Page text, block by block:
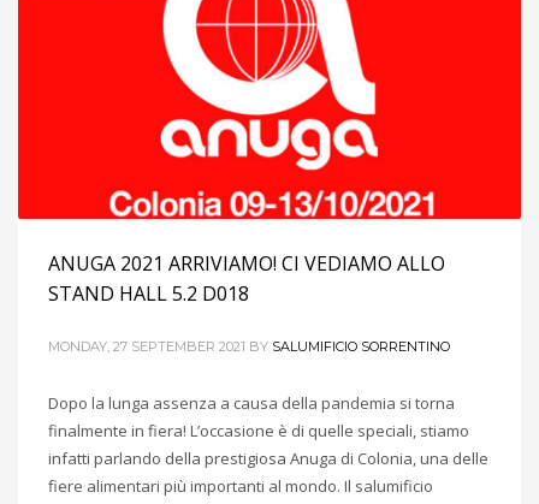
ANUGA 2021 ARRIVIAMO! CI VEDIAMO ALLO
STAND HALL 5.2 D018
MONDAY, 27 SEPTEMBER 2021 BY SALUMIFICIO SORRENTINO
Dopo la lunga assenza a causa della pandemia si torna
finalmente in fiera! L’occasione è di quelle speciali, stiamo
infatti parlando della prestigiosa Anuga di Colonia, una delle
fiere alimentari più importanti al mondo. Il salumificio